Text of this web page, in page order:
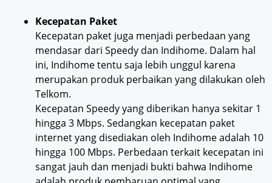
Kecepatan Paket
Kecepatan paket juga menjadi perbedaan yang
mendasar dari Speedy dan Indihome. Dalam hal
ini, Indihome tentu saja lebih unggul karena
merupakan produk perbaikan yang dilakukan oleh
Telkom.
Kecepatan Speedy yang diberikan hanya sekitar 1
hingga 3 Mbps. Sedangkan kecepatan paket
internet yang disediakan oleh Indihome adalah 10
hingga 100 Mbps. Perbedaan terkait kecepatan ini
sangat jauh dan menjadi bukti bahwa Indihome